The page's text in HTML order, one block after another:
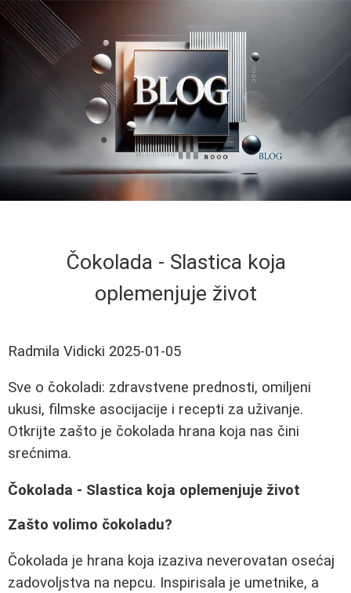
Čokolada - Slastica koja
oplemenjuje život
Radmila Vidicki 2025-01-05
Sve o čokoladi: zdravstvene prednosti, omiljeni
ukusi, filmske asocijacije i recepti za uživanje.
Otkrijte zašto je čokolada hrana koja nas čini
srećnima.
Čokolada - Slastica koja oplemenjuje život
Zašto volimo čokoladu?
Čokolada je hrana koja izaziva neverovatan osećaj
zadovoljstva na nepcu. Inspirisala je umetnike, a